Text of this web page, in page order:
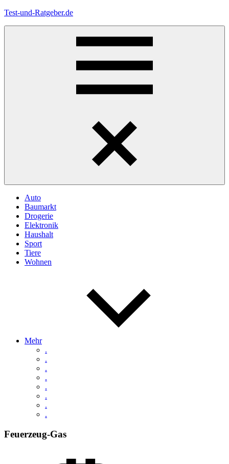
Zum
Test-und-Ratgeber.de
Auto
Baumarkt
Drogerie
Elektronik
Haushalt
Sport
Tiere
Wohnen
Mehr
.
.
.
.
.
.
.
.
Feuerzeug-Gas